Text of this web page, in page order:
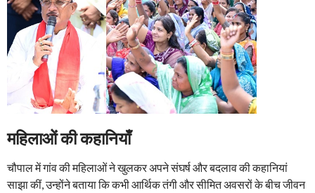
महिलाओं की कहानियाँ
चौपाल में गांव की महिलाओं ने खुलकर अपने संघर्ष और बदलाव की कहानियां
साझा कीं, उन्होंने बताया कि कभी आर्थिक तंगी और सीमित अवसरों के बीच जीवन